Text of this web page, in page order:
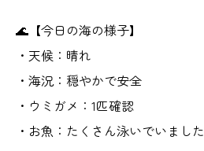
🌊【今日の海の様子】
・天候：晴れ
・海況：穏やかで安全
・ウミガメ：1匹確認
・お魚：たくさん泳いでいました